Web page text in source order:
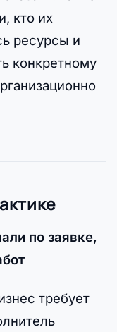
кто их
ресурсы и
конкретному
по заявке,
требует